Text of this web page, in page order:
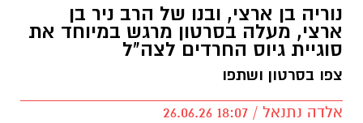
נוריה בן ארצי, ובנו של הרב ניר בן
ארצי, מעלה בסרטון מרגש במיוחד את
סוגיית גיוס החרדים לצה"ל
צפו בסרטון ושתפו
אלדה נתנאל / 18:07 26.06.26